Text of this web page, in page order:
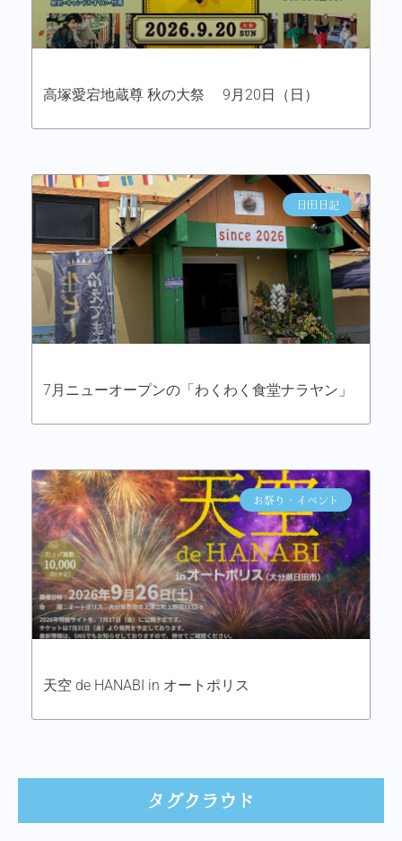
高塚愛宕地蔵尊 秋の大祭 9月20日（日）
日田日記
7月ニューオープンの「わくわく食堂ナラヤン」
お祭り・イベント
天空 de HANABI in オートポリス
タグクラウド